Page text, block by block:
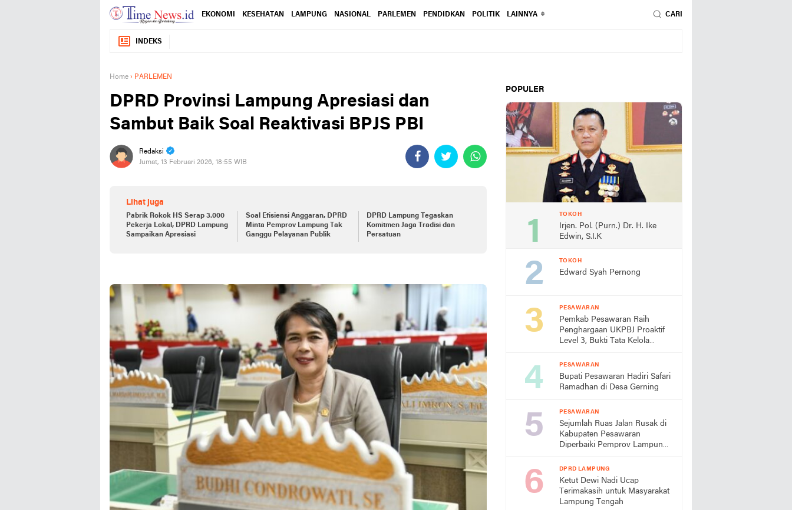
EKONOMI KESEHATAN LAMPUNG NASIONAL PARLEMEN PENDIDKAN POLITIK LAINNYA CARI
INDEKS
Home › PARLEMEN
DPRD Provinsi Lampung Apresiasi dan
Sambut Baik Soal Reaktivasi BPJS PBI
Redaksi
Jumat, 13 Februari 2026, 18:55 WIB
Lihat juga
Pabrik Rokok HS Serap 3.000
Pekerja Lokal, DPRD Lampung
Sampaikan Apresiasi
Soal Efisiensi Anggaran, DPRD
Minta Pemprov Lampung Tak
Ganggu Pelayanan Publik
DPRD Lampung Tegaskan
Komitmen Jaga Tradisi dan
Persatuan
POPULER
TOKOH
Irjen. Pol. (Purn.) Dr. H. Ike
Edwin, S.I.K
TOKOH
Edward Syah Pernong
PESAWARAN
Pemkab Pesawaran Raih
Penghargaan UKPBJ Proaktif
Level 3, Bukti Tata Kelola
PESAWARAN
Bupati Pesawaran Hadiri Safari
Ramadhan di Desa Gerning
PESAWARAN
Sejumlah Ruas Jalan Rusak di
Kabupaten Pesawaran
Diperbaiki Pemprov Lampung
DPRD LAMPUNG
Ketut Dewi Nadi Ucap
Terimakasih untuk Masyarakat
Lampung Tengah